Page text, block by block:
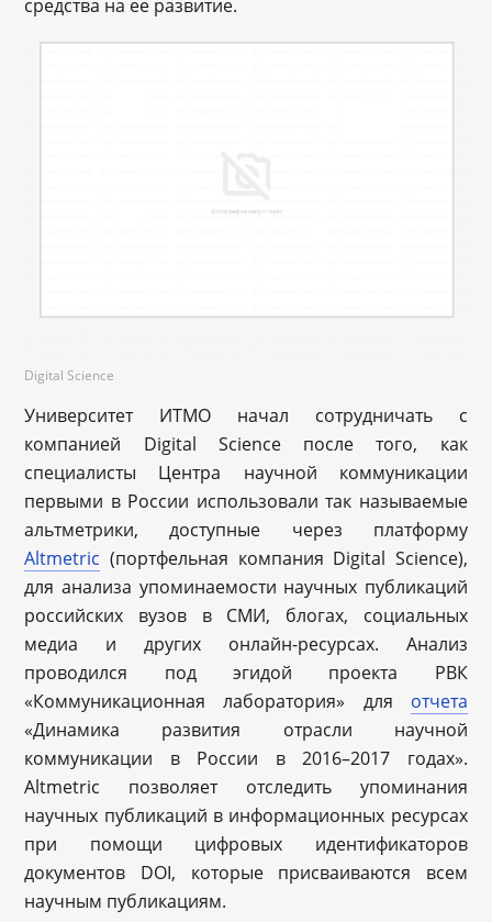
средства на ее развитие.
Digital Science
Университет ИТМО начал сотрудничать с
компанией Digital Science после того, как
специалисты Центра научной коммуникации
первыми в России использовали так называемые
альтметрики, доступные через платформу
Altmetric (портфельная компания Digital Science),
для анализа упоминаемости научных публикаций
российских вузов в СМИ, блогах, социальных
медиа и других онлайн-ресурсах. Анализ
проводился под эгидой проекта РВК
«Коммуникационная лаборатория» для отчета
«Динамика развития отрасли научной
коммуникации в России в 2016–2017 годах».
Altmetric позволяет отследить упоминания
научных публикаций в информационных ресурсах
при помощи цифровых идентификаторов
документов DOI, которые присваиваются всем
научным публикациям.